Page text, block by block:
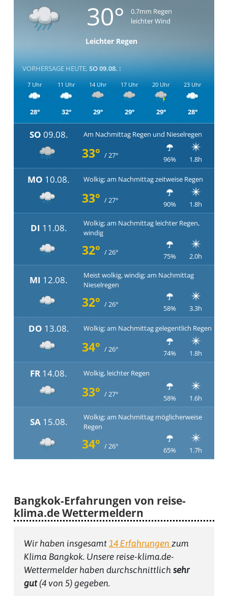
30°
0.7mm Regen
leichter Wind
Leichter Regen
VORHERSAGE HEUTE,SO 09.08. :
7 Uhr 11 Uhr 14 Uhr 17 Uhr 20 Uhr 23 Uhr
28° 32° 29° 29° 29° 28°
SO 09.08. Am Nachmittag Regen und Nieselregen
33° / 27° 96% 1.8h
MO 10.08. Wolkig; am Nachmittag zeitweise Regen
33° / 27° 90% 1.8h
DI 11.08.
Wolkig; am Nachmittag leichter Regen,
windig
32° / 26° 75% 2.0h
MI 12.08.
Meist wolkig, windig; am Nachmittag
Nieselregen
32° / 26° 58% 3.3h
DO 13.08. Wolkig; am Nachmittag gelegentlich Regen
34° / 26° 74% 1.8h
FR 14.08. Wolkig, leichter Regen
33° / 27° 58% 1.6h
SA15.08.
Wolkig; am Nachmittag möglicherweise
Regen
34° / 26° 65% 1.7h
Bangkok-Erfahrungen von reise-
klima.de Wettermeldern
Wir haben insgesamt 14Erfahrungen zum
Klima Bangkok. Unsere reise-klima.de-
Wettermelder haben durchschnittlich sehr
gut(4von 5) gegeben.